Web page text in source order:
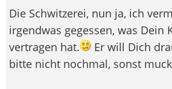
Die Schwitzerei, nun ja, ich
irgendwas gegessen, was Dein
vertragen hat.
Er will Dich
bitte nicht nochmal, sonst